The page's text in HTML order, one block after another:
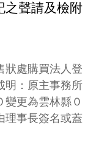
之聲請及檢附
狀處購買法人登
明：原主事務所
變更為雲林縣０
理事長簽名或蓋